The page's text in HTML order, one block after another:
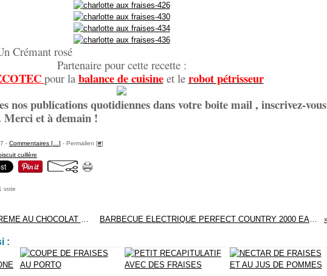
n Crémant rosé
Partenaire pour cette recette :
pour la balance de cuisine et le robot pétrisseur
nos publications quotidiennes dans votre boite mail , inscrivez-vous
Merci et à demain !
- Commentaires [ ] - Permalien [#]
cuillère
vote
PETITS POTS DE CREME AU CHOCOLAT DULCEY BARBECUE ELECTRIQUE PERFECT COUNTRY 2000 EASY MOVE
: